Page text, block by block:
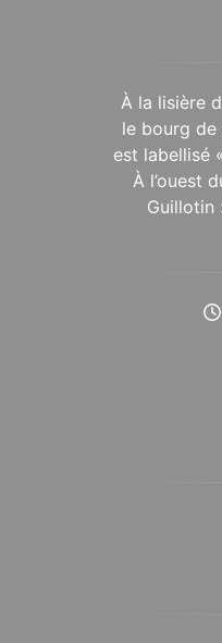
À la lisière
le bourg de
est labellisé
À l’ouest
Guillotin